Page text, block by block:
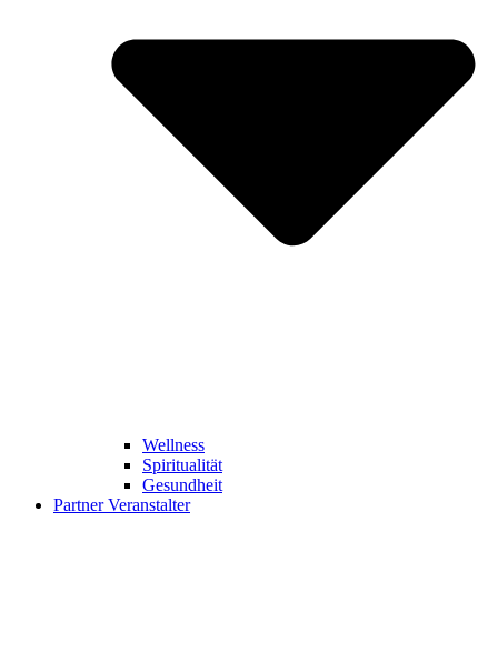
Wellness
Spiritualität
Gesundheit
Partner Veranstalter